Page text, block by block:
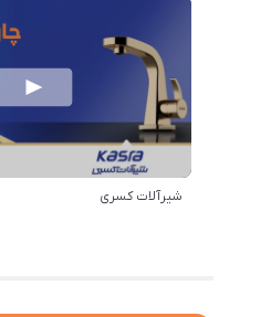
شیرآلات کسری